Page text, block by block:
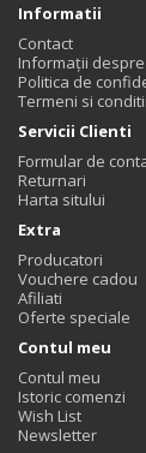
Informatii
Contact
Informații
Politica de
Termeni si conditii
Servicii Clienti
Formular de
Returnari
Harta sitului
Extra
Producatori
Vouchere cadou
Afiliati
Oferte speciale
Contul meu
Contul meu
Istoric comenzi
Wish List
Newsletter